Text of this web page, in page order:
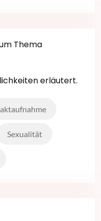
Thema
erläutert.
Sexualität